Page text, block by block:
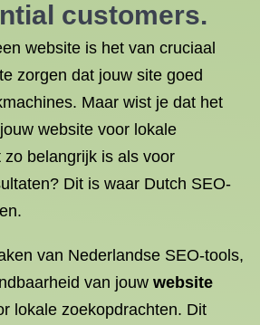
customers.
website is het van cruciaal
zorgen dat jouw site goed
Maar wist je dat het
website voor lokale
belangrijk is als voor
Dit is waar Dutch SEO-
van Nederlandse SEO-tools,
van jouw website
lokale zoekopdrachten. Dit